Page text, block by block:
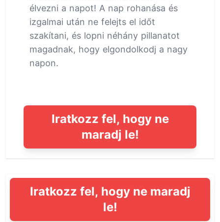
élvezni a napot! A nap rohanása és
izgalmai után ne felejts el időt
szakítani, és lopni néhány pillanatot
magadnak, hogy elgondolkodj a nagy
napon.
Iratkozz fel, hogy ne
maradj le!
Iratkozz fel, hogy ne maradj
le!